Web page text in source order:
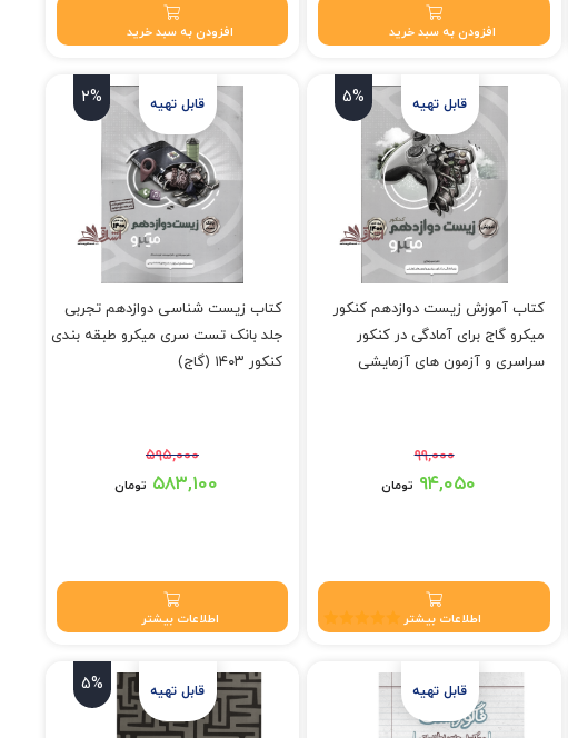
افزودن به سبد خرید افزودن به سبد خرید
5%
کتاب آموزش زیست دوازدهم کنکور
میکرو گاج برای آمادگی در کنکور
سراسری و آزمون های آزمایشی
۹۹,۰۰۰
قیمت اصلی: ۹۹,۰۰۰ تومان بود.۹۴,۰۵۰ تومان
اطلاعات بیشتر
2%
کتاب زیست شناسی دوازدهم تجربی
جلد بانک تست سری میکرو طبقه بندی
کنکور ۱۴۰۳ (گاج)
۵۹۵,۰۰۰
قیمت اصلی: ۵۹۵,۰۰۰ تومان بود.۵۸۳,۱۰۰ تومان
اطلاعات بیشتر
5%